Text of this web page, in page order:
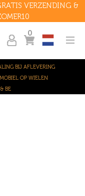
VERZENDING &
0
BIJ AFLEVERING
OP WIELEN
BE